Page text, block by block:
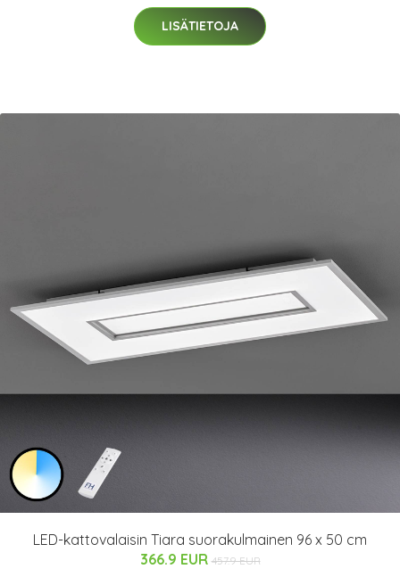
LISÄTIETOJA
LED-kattovalaisin Tiara suorakulmainen 96 x 50 cm
366.9 EUR 457.9 EUR